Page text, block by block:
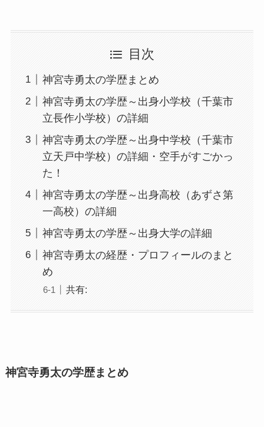
目次
神宮寺勇太の学歴まとめ
神宮寺勇太の学歴～出身小学校（千葉市
立長作小学校）の詳細
神宮寺勇太の学歴～出身中学校（千葉市
立天戸中学校）の詳細・空手がすごかっ
た！
神宮寺勇太の学歴～出身高校（あずさ第
一高校）の詳細
神宮寺勇太の学歴～出身大学の詳細
神宮寺勇太の経歴・プロフィールのまと
め
共有:
神宮寺勇太の学歴まとめ